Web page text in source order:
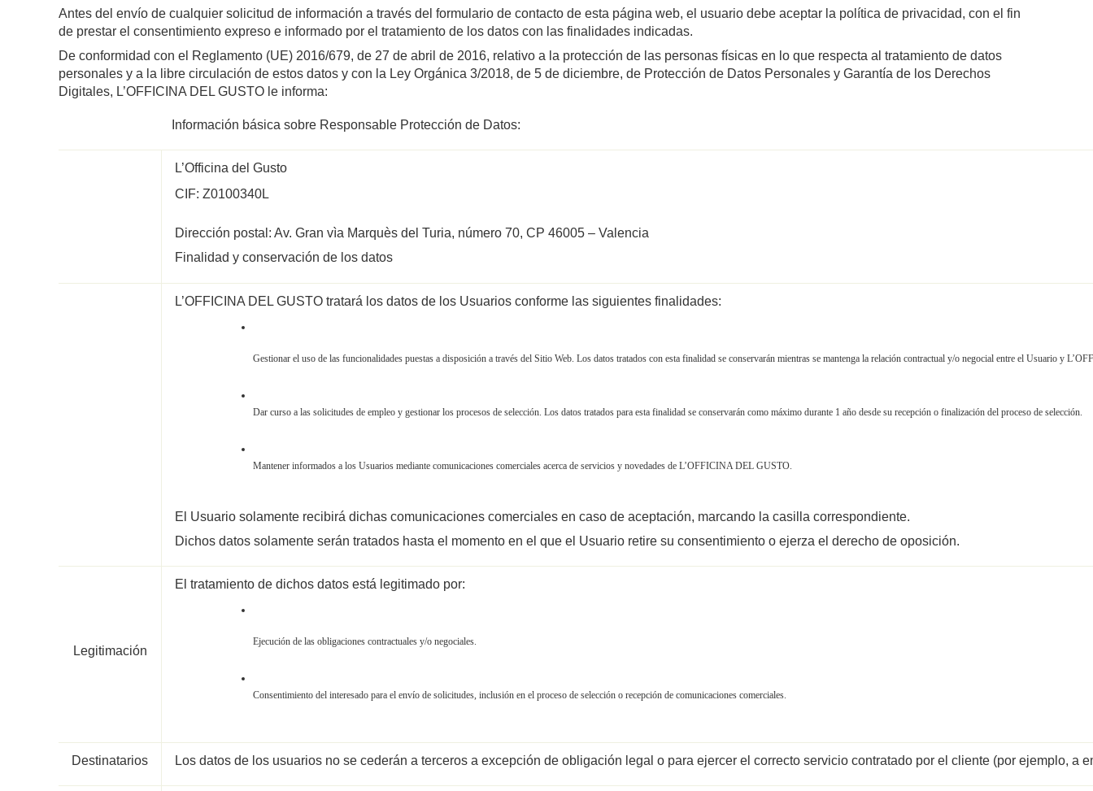
Antes del envío de cualquier solicitud de información a través del formulario de contacto de esta página web, el usuario debe aceptar la política de privacidad, con el fin
de prestar el consentimiento expreso e informado por el tratamiento de los datos con las finalidades indicadas.
De conformidad con el Reglamento (UE) 2016/679, de 27 de abril de 2016, relativo a la protección de las personas físicas en lo que respecta al tratamiento de datos
personales y a la libre circulación de estos datos y con la Ley Orgánica 3/2018, de 5 de diciembre, de Protección de Datos Personales y Garantía de los Derechos
Digitales, L’OFFICINA DEL GUSTO le informa:
Información básica sobre Responsable Protección de Datos:
L’Officina del Gusto
CIF: Z0100340L
Dirección postal: Av. Gran vìa Marquès del Turia, número 70, CP 46005 – Valencia
Finalidad y conservación de los datos
L’OFFICINA DEL GUSTO tratará los datos de los Usuarios conforme las siguientes finalidades:
Gestionar el uso de las funcionalidades puestas a disposición a través del Sitio Web. Los datos tratados con esta finalidad se conservarán mientras se mantenga la relación contractual y/o negocial entre el Usuario y
Dar curso a las solicitudes de empleo y gestionar los procesos de selección. Los datos tratados para esta finalidad se conservarán como máximo durante 1 año desde su recepción o finalización del proceso de selección.
Mantener informados a los Usuarios mediante comunicaciones comerciales acerca de servicios y novedades de L’OFFICINA DEL GUSTO.
El Usuario solamente recibirá dichas comunicaciones comerciales en caso de aceptación, marcando la casilla correspondiente.
Dichos datos solamente serán tratados hasta el momento en el que el Usuario retire su consentimiento o ejerza el derecho de oposición.
Legitimación
El tratamiento de dichos datos está legitimado por:
Ejecución de las obligaciones contractuales y/o negociales.
Consentimiento del interesado para el envío de solicitudes, inclusión en el proceso de selección o recepción de comunicaciones comerciales.
Destinatarios Los datos de los usuarios no se cederán a terceros a excepción de obligación legal o para ejercer el correcto servicio contratado por el cliente (por ejemplo, a